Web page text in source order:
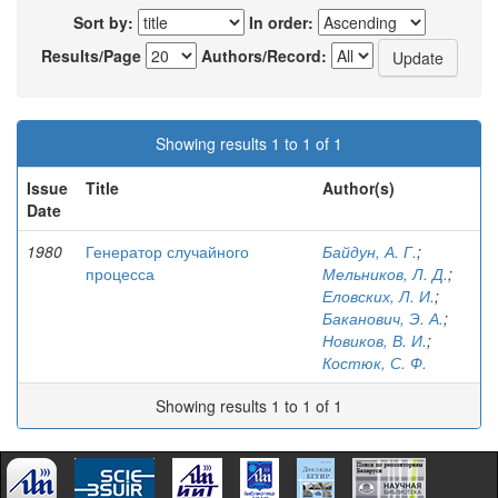
Sort by:
In order:
Results/Page
Authors/Record:
Showing results 1 to 1 of 1
Issue
Date
Title Author(s)
1980
Генератор случайного
процесса
Байдун, А. Г.;
Мельников, Л. Д.;
Еловских, Л. И.;
Баканович, Э. А.;
Новиков, В. И.;
Костюк, С. Ф.
Showing results 1 to 1 of 1